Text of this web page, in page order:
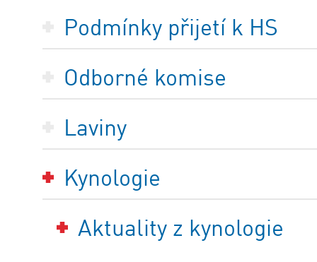
Podmínky přijetí k HS
Odborné komise
Laviny
Kynologie
Aktuality z kynologie